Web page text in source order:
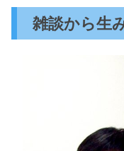
雑談から生